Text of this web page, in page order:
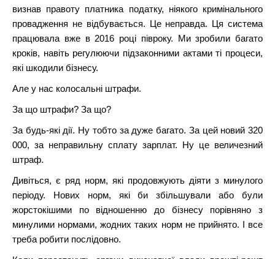
визнав правоту платника податку, ніякого кримінального
провадження не відбувається. Це неправда. Ця система
працювала вже в 2016 році півроку. Ми зробили багато
кроків, навіть регулюючи підзаконними актами ті процеси,
які шкодили бізнесу.
Але у нас колосальні штрафи.
За що штрафи? За що?
За будь-які дії. Ну тобто за дуже багато. За цей новий 320
000, за неправильну сплату зарплат. Ну це величезний
штраф.
Дивіться, є ряд норм, які продовжують діяти з минулого
періоду. Нових норм, які би збільшували або були
жорстокішими по відношенню до бізнесу порівняно з
минулими нормами, жодних таких норм не прийнято. І все
треба робити послідовно.